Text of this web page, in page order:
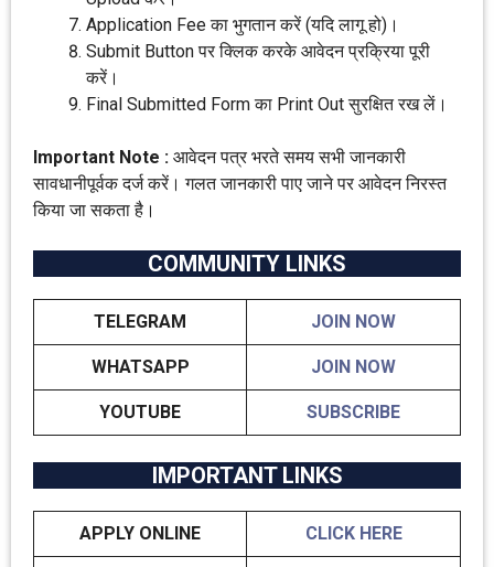
Application Fee का भुगतान करें (यदि लागू हो)।
Submit Button पर क्लिक करके आवेदन प्रक्रिया पूरी
करें।
Final Submitted Form का Print Out सुरक्षित रख लें।
Important Note : आवेदन पत्र भरते समय सभी जानकारी
सावधानीपूर्वक दर्ज करें। गलत जानकारी पाए जाने पर आवेदन निरस्त
किया जा सकता है।
COMMUNITY LINKS
TELEGRAM JOIN NOW
WHATSAPP JOIN NOW
YOUTUBE SUBSCRIBE
IMPORTANT LINKS
APPLY ONLINE CLICK HERE